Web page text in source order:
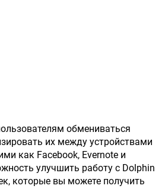
обмениваться
их между устройствами
как Facebook, Evernote и
улучшить работу с Dolphin
которые вы можете получить